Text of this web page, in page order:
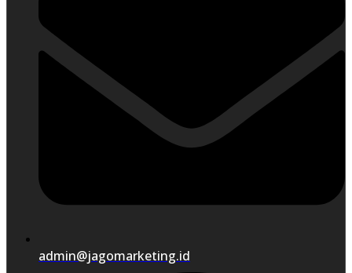
admin@jagomarketing.id